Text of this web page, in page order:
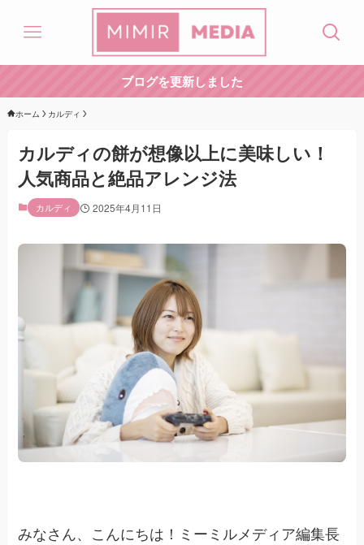
ブログを更新しました
ホーム カルディ
カルディの餅が想像以上に美味しい！
人気商品と絶品アレンジ法
カルディ 2025年4月11日
みなさん、こんにちは！ミーミルメディア編集長